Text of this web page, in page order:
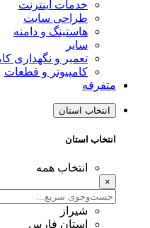
خدمات اینترنت
طراحی سایت
هاستینگ و دامنه
سایر
تعمیر و نگهداری
کامپیوتر و قطعات
متفرقه
انتخاب استان
انتخاب استان
انتخاب همه
×
شیراز
استان فارس